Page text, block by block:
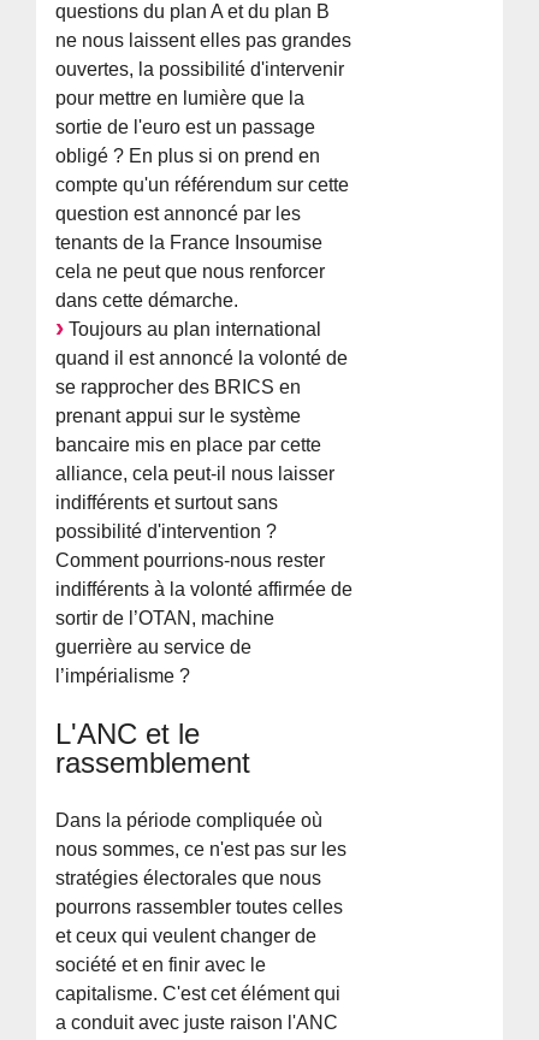
questions du plan A et du plan B
ne nous laissent elles pas grandes
ouvertes, la possibilité d'intervenir
pour mettre en lumière que la
sortie de l'euro est un passage
obligé ? En plus si on prend en
compte qu'un référendum sur cette
question est annoncé par les
tenants de la France Insoumise
cela ne peut que nous renforcer
dans cette démarche.
Toujours au plan international
quand il est annoncé la volonté de
se rapprocher des BRICS en
prenant appui sur le système
bancaire mis en place par cette
alliance, cela peut-il nous laisser
indifférents et surtout sans
possibilité d'intervention ?
Comment pourrions-nous rester
indifférents à la volonté affirmée de
sortir de l’OTAN, machine
guerrière au service de
l’impérialisme ?
L'ANC et le
rassemblement
Dans la période compliquée où
nous sommes, ce n'est pas sur les
stratégies électorales que nous
pourrons rassembler toutes celles
et ceux qui veulent changer de
société et en finir avec le
capitalisme. C'est cet élément qui
a conduit avec juste raison l'ANC